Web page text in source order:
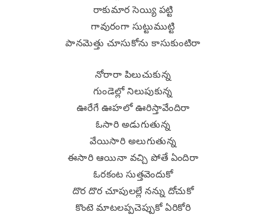
రాకుమార సెయ్యి పట్టి
గావురంగా సుట్టుముట్టి
పానమెత్తు చూసుకోను కాసుకుంటిరా
నోరారా పిలుచుకున్న
గుండెల్లో నిలుపుకున్న
ఊరేగే ఊహలో ఊరిస్తావేందిరా
ఓసారి అడుగుతున్న
వేయిసారి అలుగుతున్న
ఈసారి ఆయినా వచ్చి పోతే ఏందిరా
ఓరకంట సుత్తవెందుకో
దొర దొర చూపులల్లే నన్ను దోచుకో
కొంటె మాటలప్పచెప్పుకో ఏరికోరి